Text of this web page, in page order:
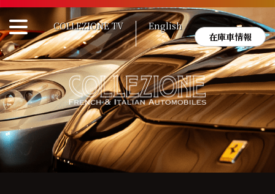
Skip
to
content
COLLEZIONE TV
English
在庫車情報